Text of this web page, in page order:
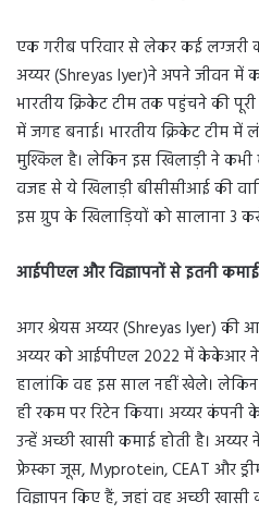
एक गरीब परिवार से लेकर कई लग्जरी
अय्यर (Shreyas Iyer)ने अपने जीवन में
भारतीय क्रिकेट टीम तक पहुंचने की
में जगह बनाई। भारतीय क्रिकेट टीम
मुश्किल है। लेकिन इस खिलाड़ी ने कभी
वजह से ये खिलाड़ी बीसीसीआई की
इस ग्रुप के खिलाड़ियों को सालाना 3
आईपीएल और विज्ञापनों से इतनी
अगर श्रेयस अय्यर (Shreyas Iyer) की
अय्यर को आईपीएल 2022 में केकेआर ने
हालांकि वह इस साल नहीं खेले।
ही रकम पर रिटेन किया। अय्यर
उन्हें अच्छी खासी कमाई होती है।
फ्रेस्का जूस, Myprotein, CEAT और
विज्ञापन किए हैं, जहां वह अच्छी खासी